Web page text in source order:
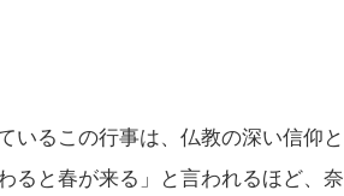
いるこの行事は、仏教の深い信仰と
ると春が来る」と言われるほど、奈